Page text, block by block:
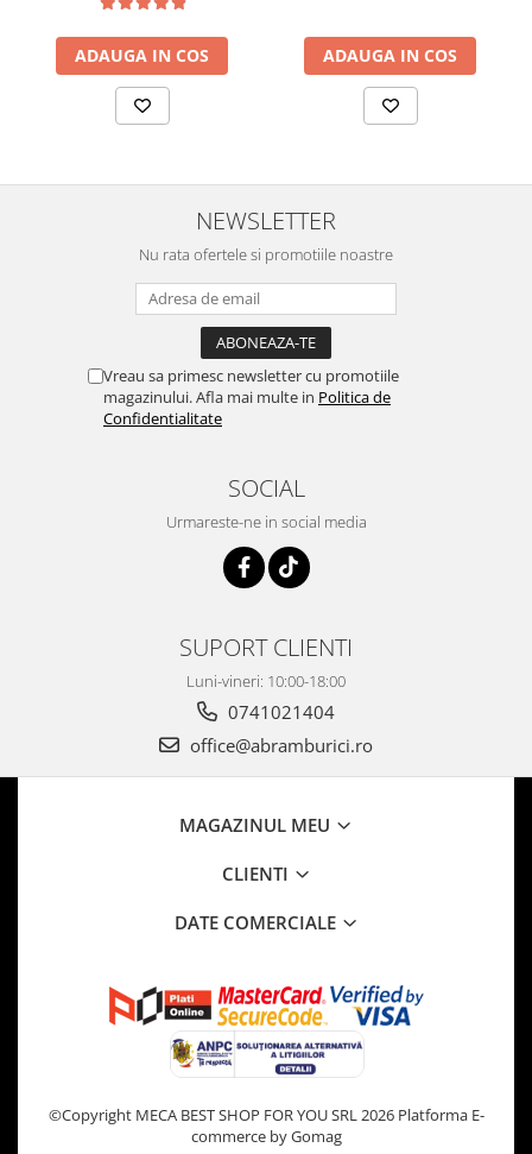
ADAUGA IN COS ADAUGA IN COS
NEWSLETTER
Nu rata ofertele si promotiile noastre
Vreau sa primesc newsletter cu promotiile
magazinului. Afla mai multe in Politica de
Confidentialitate
SOCIAL
Urmareste-ne in social media
SUPORT CLIENTI
Luni-vineri: 10:00-18:00
0741021404
office@abramburici.ro
MAGAZINUL MEU
CLIENTI
DATE COMERCIALE
©Copyright MECA BEST SHOP FOR YOU SRL 2026 Platforma E-
commerce by Gomag